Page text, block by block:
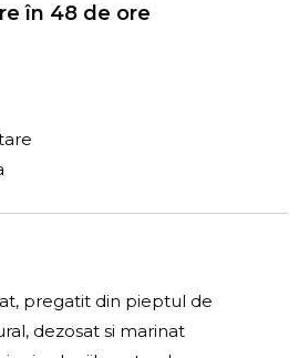
în 48 de ore
pregatit din pieptul de
dezosat si marinat